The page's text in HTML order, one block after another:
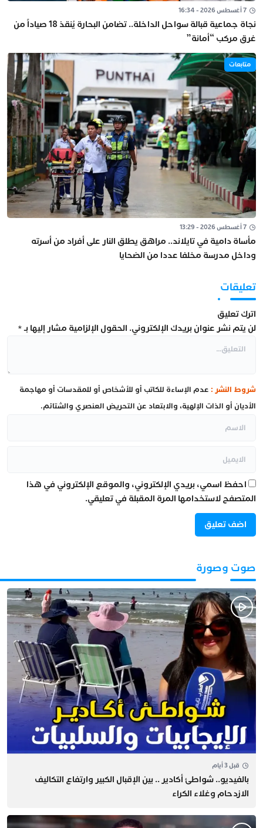
7 أغسطس 2026 - 16:34
نجاة جماعية قبالة سواحل الداخلة.. تضامن البحارة يُنقذ 18 صياداً من
غرق مركب “أمانة”
متابعات
7 أغسطس 2026 - 13:29
مأساة دامية في تايلاند.. مراهق يطلق النار على أفراد من أسرته
وداخل مدرسة مخلفا عددا من الضحايا
تعليقات
اترك تعليق
لن يتم نشر عنوان بريدك الإلكتروني. الحقول الإلزامية مشار إليها بـ*
شروط النشر : عدم الإساءة للكاتب أو للأشخاص أو للمقدسات أو مهاجمة
الأديان أو الذات الإلهية، والابتعاد عن التحريض العنصري والشتائم.
احفظ اسمي، بريدي الإلكتروني، والموقع الإلكتروني في هذا
المتصفح لاستخدامها المرة المقبلة في تعليقي.
صوت وصورة
قبل 3 أيام
بالفيديو.. شواطئ أكادير .. بين الإقبال الكبير وارتفاع التكاليف
الازدحام وغلاء الكراء